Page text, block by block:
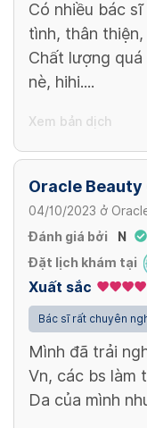
2,500,000
3,500,000
RF Skincare +
3,000,000 VND
Xem thêm
Có nhiều bác
tình, thân
Chất lượng
nè, hihi....
Xem bản dịch
Oracle
04/10/2023 ở
Đánh giá bởi
N
Đặt lịch khám tại
Xuất sắc
Bác sĩ rất chuyên
Mình đã trải
Vn, các bs làm
Da của mình